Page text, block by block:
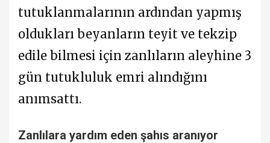
tutuklanmalarının ardından yapmış
oldukları beyanların teyit ve tekzip
edile bilmesi için zanlıların aleyhine 3
gün tutukluluk emri alındığını
anımsattı.
Zanlılara yardım eden şahıs aranıyor